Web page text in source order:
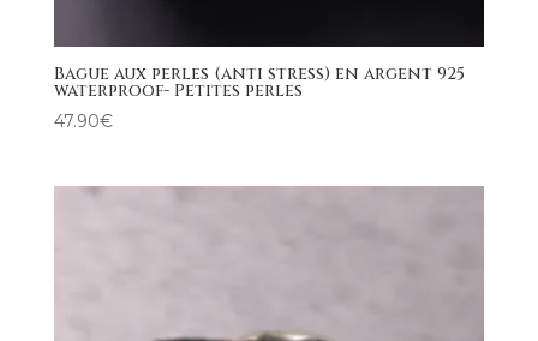
Bague aux perles (anti stress) en argent 925
waterproof- Petites perles
47.90€